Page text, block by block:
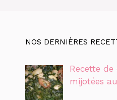
NOS DERNIÈRES
Recette
mijotées